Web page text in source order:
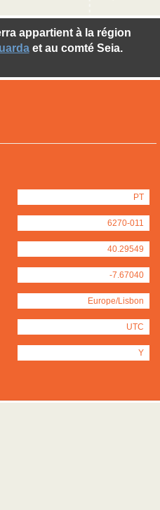
PT
6270-011
40.29549
-7.67040
Europe/Lisbon
UTC
Y
appartient à la région
et au comté Seia.